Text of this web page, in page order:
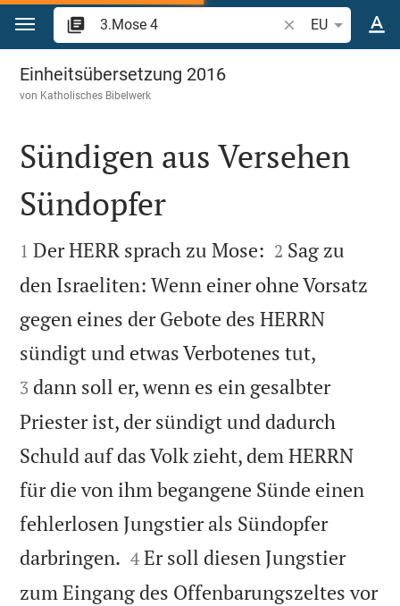
Zum Inhalt springen
Bibelstelle oder
EU
3.Mose 4
Einheitsübersetzung 2016
von Katholisches Bibelwerk

Sündigen aus Versehen
Sündopfer

1 Der HERR sprach zu Mose: 

2 Sag zu
den Israeliten: Wenn einer ohne Vorsatz
gegen eines der Gebote des HERRN
sündigt und etwas Verbotenes tut,
3 dann soll er, wenn es ein gesalbter
Priester ist, der sündigt und dadurch
Schuld auf das Volk zieht, dem HERRN
für die von ihm begangene Sünde einen
fehlerlosen Jungstier als Sündopfer
darbringen. 

4 Er soll diesen Jungstier
zum Eingang des Offenbarungszeltes vor